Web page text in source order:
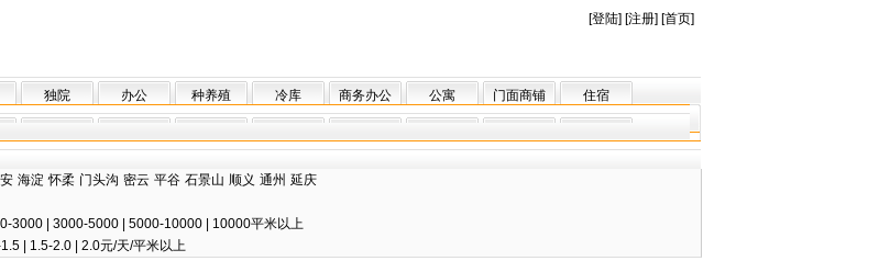
[登陆] [注册] [首页]
独院 办公 种养殖 冷库 商务办公 公寓 门面商铺 住宿
海淀 怀柔 门头沟 密云 平谷 石景山 顺义 通州 延庆
3000 3000-5000 5000-10000
10000平米以上
1.5-2.0 2.0元/天/平米以上